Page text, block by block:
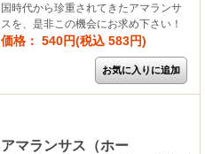
国時代から珍重されてきたアマランサ
スを、是非この機会にお求め下さい！
価格： 540円(税込 583円)
アマランサス（ホー